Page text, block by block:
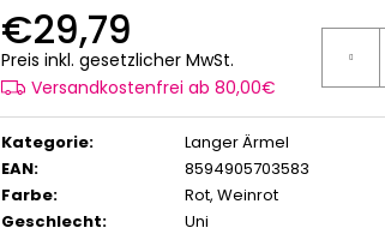
€29,79
Preis inkl. gesetzlicher MwSt.
Versandkostenfrei ab 80,00€
Kategorie:
Langer Ärmel
EAN:
8594905703583
Farbe: Rot, Weinrot
Geschlecht: Uni